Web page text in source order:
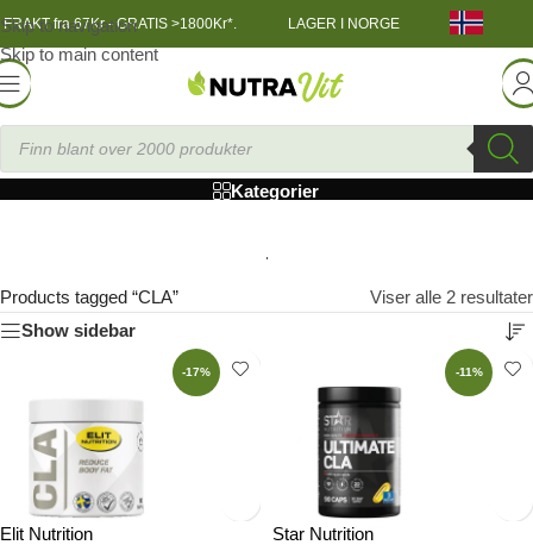
Skip to navigation
Skip to main content
FRAKT fra 67Kr - GRATIS >1800Kr*. LAGER I NORGE
CLA
Kategorier
Products tagged “CLA”
Viser alle 2 resultater
Show sidebar
-17%
Elit Nutrition
-11%
Star Nutrition